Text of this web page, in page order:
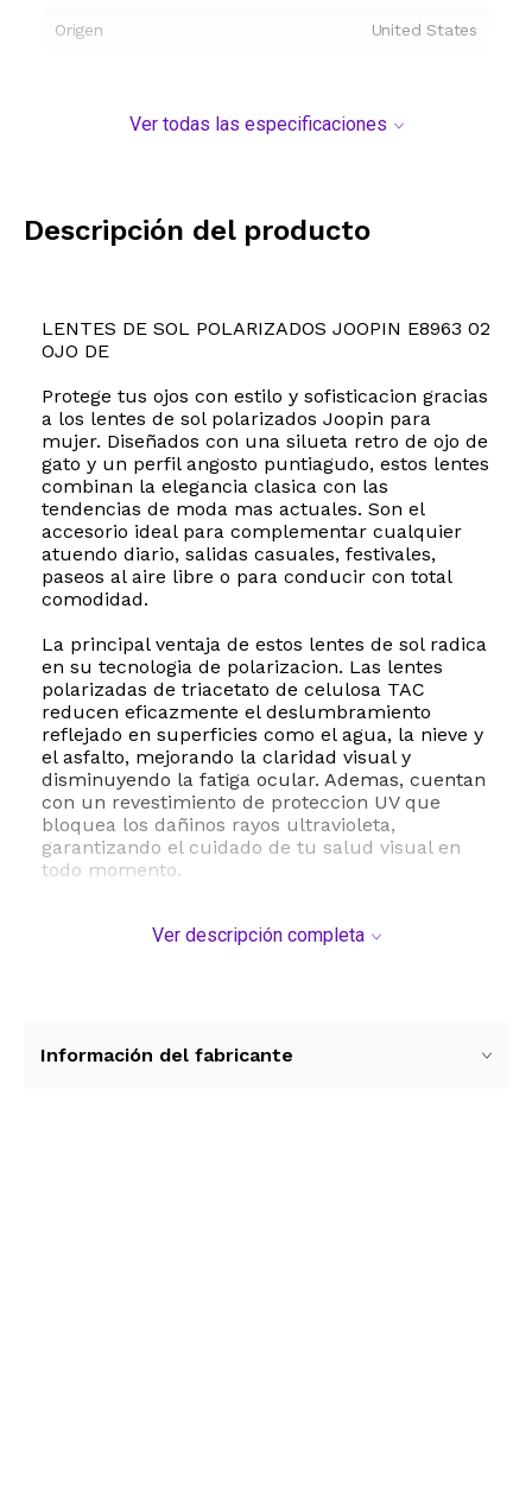
Origen United States
Ver todas las especificaciones
Descripción del producto
LENTES DE SOL POLARIZADOS JOOPIN E8963 02
OJO DE
Protege tus ojos con estilo y sofisticacion gracias
a los lentes de sol polarizados Joopin para
mujer. Diseñados con una silueta retro de ojo de
gato y un perfil angosto puntiagudo, estos lentes
combinan la elegancia clasica con las
tendencias de moda mas actuales. Son el
accesorio ideal para complementar cualquier
atuendo diario, salidas casuales, festivales,
paseos al aire libre o para conducir con total
comodidad.
La principal ventaja de estos lentes de sol radica
en su tecnologia de polarizacion. Las lentes
polarizadas de triacetato de celulosa TAC
reducen eficazmente el deslumbramiento
reflejado en superficies como el agua, la nieve y
el asfalto, mejorando la claridad visual y
disminuyendo la fatiga ocular. Ademas, cuentan
con un revestimiento de proteccion UV que
bloquea los dañinos rayos ultravioleta,
garantizando el cuidado de tu salud visual en
todo momento.
calidad y bisagras metalicas reforzadas, lo que
18 milimetros y patillas de 140 milimetros, estos
Ver descripción completa
Información del fabricante